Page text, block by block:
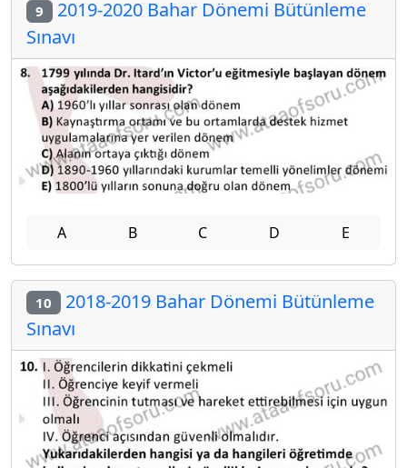
9 2019-2020 Bahar Dönemi Bütünleme
Sınavı
A B C D E
10 2018-2019 Bahar Dönemi Bütünleme
Sınavı